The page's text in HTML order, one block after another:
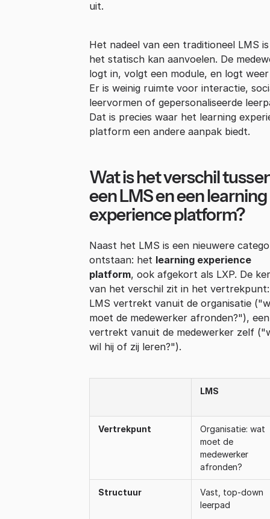
uit.
Het nadeel van een traditioneel LMS
het statisch kan aanvoelen. De
logt in, volgt een module, en logt
Er is weinig ruimte voor interactie,
leervormen of gepersonaliseerde
Dat is precies waar het learning
platform een andere aanpak biedt.
Wat is het verschil
een LMS en een learning
experience platform?
Naast het LMS is een nieuwere
ontstaan: het learning experience
platform, ook afgekort als LXP. De
van het verschil zit in het
LMS vertrekt vanuit de organisatie
moet de medewerker afronden?"),
vertrekt vanuit de medewerker zelf
wil hij of zij leren?").
LMS
Vertrekpunt
Organisatie: wat
moet de
medewerker
afronden?
Structuur
Vast, top-down
leerpad